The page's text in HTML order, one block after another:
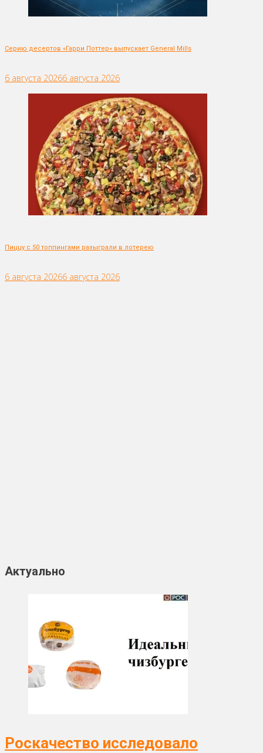
Серию десертов «Гарри Поттер» выпускает General Mills
6 августа 20266 августа 2026
Пиццу с 50 топпингами разыграли в лотерею
6 августа 20266 августа 2026
Актуально
Роскачество исследовало